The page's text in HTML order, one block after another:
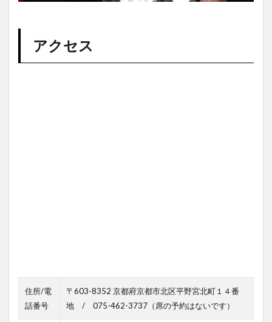
アクセス
住所/電
話番号
〒603-8352 京都府京都市北区平野宮北町１４番
地 / 075-462-3737（席の予約はないです）